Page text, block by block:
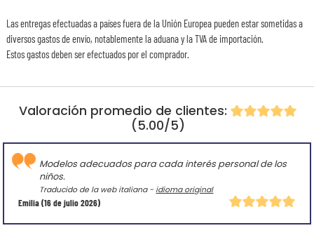
Valoración promedio de clientes:
(5.00/5)
Emilia(16 de julio 2026)
Modelos adecuados para cada interés personal de los
niños.
Traducido de la web italiana - idioma original
Las entregas efectuadas a países fuera de la Unión Europea pueden estar sometidas a
diversos gastos de envío, notablemente la aduana y la TVA de importación.
Estos gastos deben ser efectuados por el comprador.